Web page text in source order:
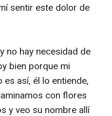
sentir este dolor de
no hay necesidad de
bien porque mi
así, él lo entiende,
con flores
y veo su nombre allí